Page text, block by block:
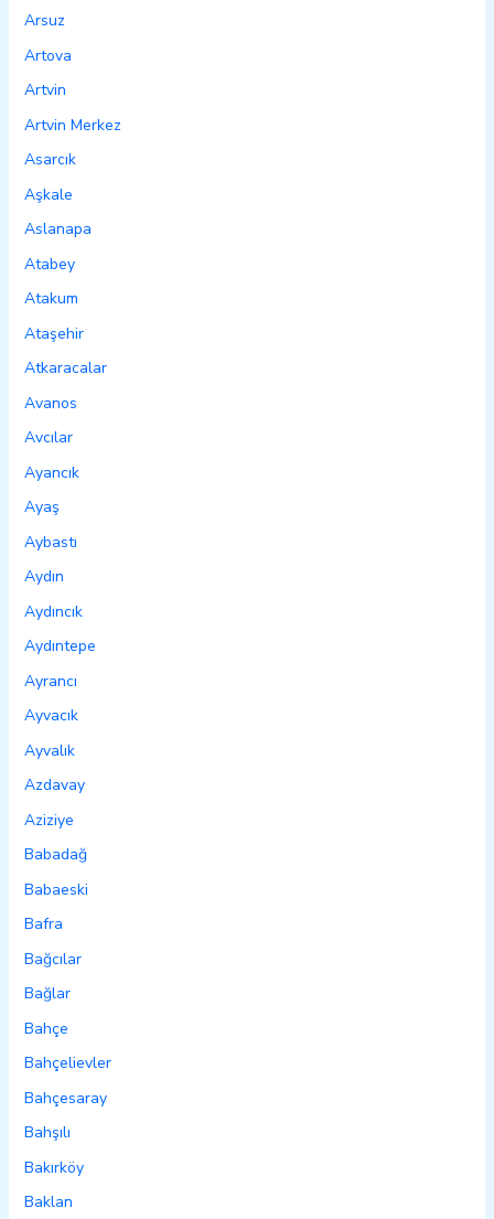
Arsuz
Artova
Artvin
Artvin Merkez
Asarcık
Aşkale
Aslanapa
Atabey
Atakum
Ataşehir
Atkaracalar
Avanos
Avcılar
Ayancık
Ayaş
Aybastı
Aydın
Aydıncık
Aydıntepe
Ayrancı
Ayvacık
Ayvalık
Azdavay
Aziziye
Babadağ
Babaeski
Bafra
Bağcılar
Bağlar
Bahçe
Bahçelievler
Bahçesaray
Bahşılı
Bakırköy
Baklan